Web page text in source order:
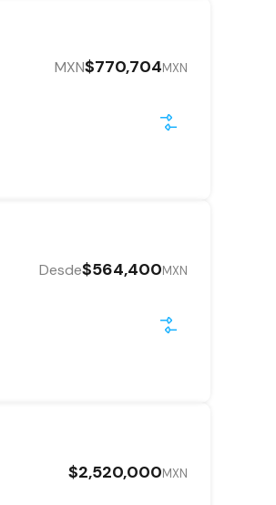
MXN$770,704MXN
Desde$564,400MXN
$2,520,000MXN